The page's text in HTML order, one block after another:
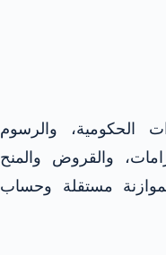
الحكومية، والرسوم
والقروض والمنح
بموازنة مستقلة وحساب